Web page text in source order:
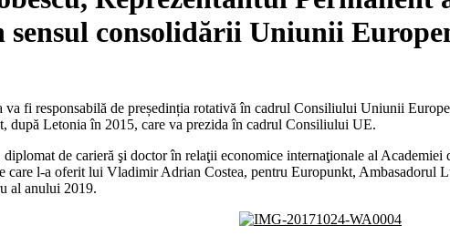
sensul consolidării Uniunii
fi responsabilă de președinția rotativă în cadrul Consiliului Uniunii
după Letonia în 2015, care va prezida în cadrul Consiliului UE.
de carieră şi doctor în relaţii economice internaţionale al
care l-a oferit lui Vladimir Adrian Costea, pentru Europunkt, Ambasadorul
al anului 2019.